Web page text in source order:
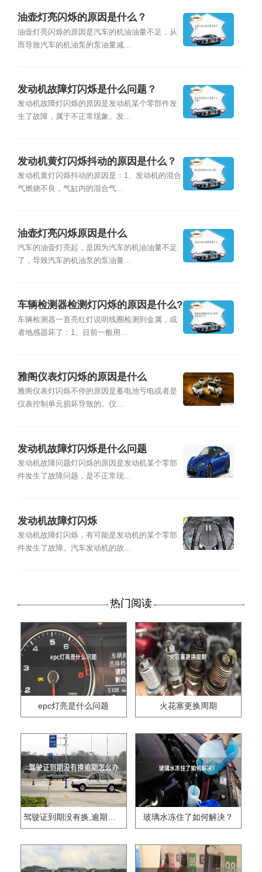
油壶灯亮闪烁的原因是什么？
油壶灯亮闪烁的原因是汽车的机油油量不足，从
而导致汽车的机油泵的泵油量减...
发动机故障灯闪烁是什么问题？
发动机故障灯闪烁的原因是发动机某个零部件发
生了故障，属于不正常现象。发...
发动机黄灯闪烁抖动的原因是什么？
发动机黄灯闪烁抖动的原因是：1、发动机的混合
气燃烧不良，气缸内的混合气...
油壶灯亮闪烁原因是什么
汽车的油壶灯亮起，是因为汽车的机油油量不足
了，导致汽车的机油泵的泵油量...
车辆检测器检测灯闪烁的原因是什么?
车辆检测器一直亮红灯说明线圈检测到金属，或
者地感器坏了：1、目前一般用...
雅阁仪表灯闪烁的原因是什么
雅阁仪表灯闪烁不停的原因是蓄电池亏电或者是
仪表控制单元损坏导致的。仪...
发动机故障灯闪烁是什么问题
发动机故障问题灯闪烁的原因是发动机某个零部
件发生了故障问题，是不正常现...
发动机故障灯闪烁
发动机故障灯闪烁，有可能是发动机的某个零部
件发生了故障。汽车发动机的故...
热门阅读
epc灯亮是什么问题 火花塞更换周期
驾驶证到期没有换,逾期怎么办?? 玻璃水冻住了如何解决？